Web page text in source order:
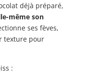
déjà préparé,
même son
ses fèves,
texture pour
: